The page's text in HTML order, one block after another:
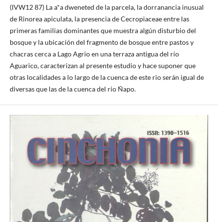
(IVW12 87) La a*a dweneted de la parcela, la dorranancia inusual
de Rinorea apiculata, la presencia de Cecropiaceae entre las
primeras familias dominantes que muestra algún disturbio del
bosque y la ubicación del fragmento de bosque entre pastos y
chacras cerca a Lago Agrio en una terraza antigua del río
Aguarico, caracterizan al presente estudio y hace suponer que
otras localidades a lo largo de la cuenca de este rio serán igual de
diversas que las de la cuenca del rio Ñapo.